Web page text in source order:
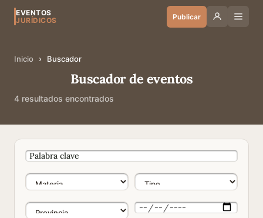
EVENTOS
JURÍDICOS
Publicar
Inicio › Buscador
Buscador de eventos
4 resultados encontrados